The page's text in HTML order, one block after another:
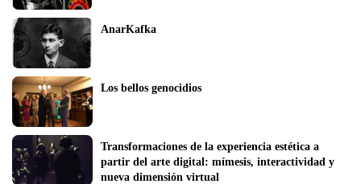
AnarKafka
Los bellos genocidios
Transformaciones de la experiencia estética a
partir del arte digital: mímesis, interactividad y
nueva dimensión virtual